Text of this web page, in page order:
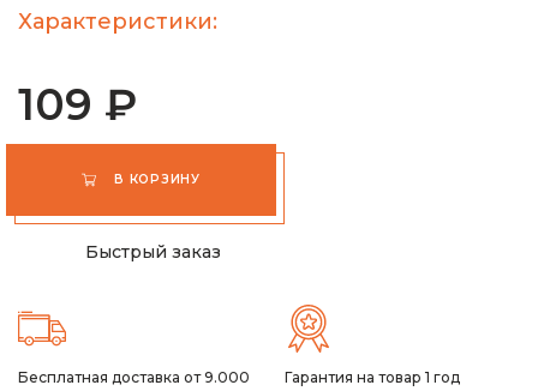
Характеристики:
109 ₽
В КОРЗИНУ
Быстрый заказ
Бесплатная доставка от 9.000
Гарантия на товар 1 год